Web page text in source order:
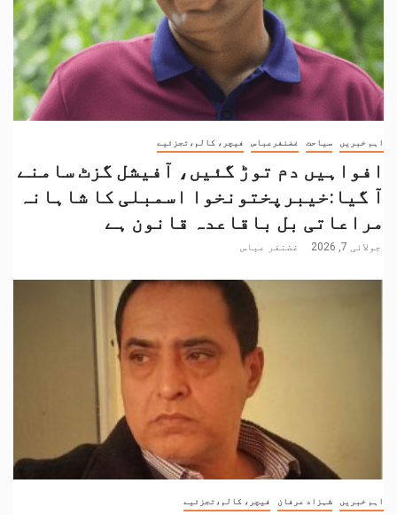
اہم خبریں سیاحت غضنفرعباس فیچر، کالم،تجزئیے
افواہیں دم توڑ گئیں، آفیشل گزٹ سامنے
آ گیا:خیبرپختونخوا اسمبلی کا شاہانہ
مراعاتی بل باقاعدہ قانون ہے
جولائی 7, 2026 غضنفر عباس
اہم خبریں شہزاد عرفان فیچر، کالم،تجزئیے